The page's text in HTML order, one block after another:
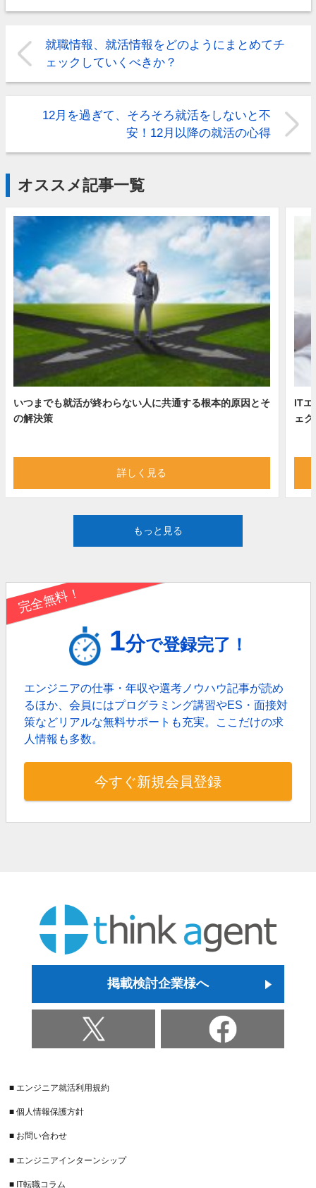
就職情報、就活情報をどのようにまとめてチ
ェックしていくべきか？
12月を過ぎて、そろそろ就活をしないと不
安！12月以降の就活の心得
オススメ記事一覧
いつまでも就活が終わらない人に共通する根本的原因とそ
の解決策
詳しく見る
ITエ
ェ
もっと見る
完全無料！
1分で登録完了！
エンジニアの仕事・年収や選考ノウハウ記事が読め
るほか、会員にはプログラミング講習やES・面接対
策などリアルな無料サポートも充実。 ここだけの求
人情報も多数。
今すぐ新規会員登録
掲載検討企業様へ
■ エンジニア就活利用規約
■ 個人情報保護方針
■ お問い合わせ
■ エンジニアインターンシップ
■ IT転職コラム